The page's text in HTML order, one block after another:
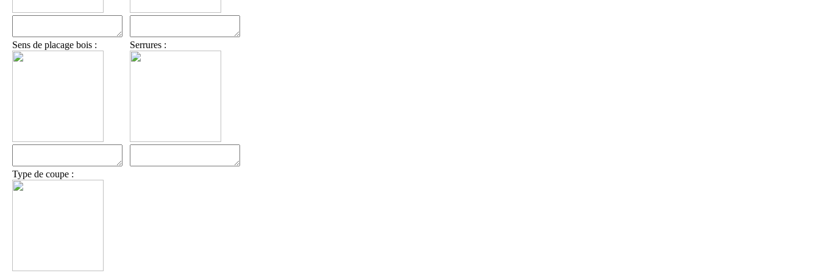
Sens de placage bois :
Type de coupe :
Serrures :